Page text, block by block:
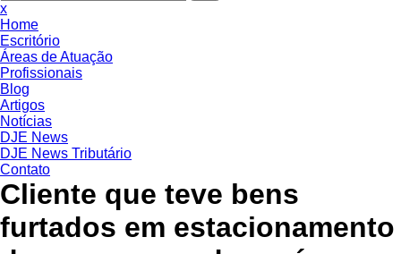
x
Home
Escritório
Áreas de Atuação
Profissionais
Blog
Artigos
Notícias
DJE News
DJE News Tributário
Contato
Cliente que teve bens
furtados em estacionamento